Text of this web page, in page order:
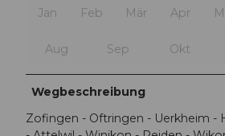
Jan Feb Mär Apr
Aug Sep Okt
Wegbeschreibung
Zofingen - Oftringen - Uerkheim -